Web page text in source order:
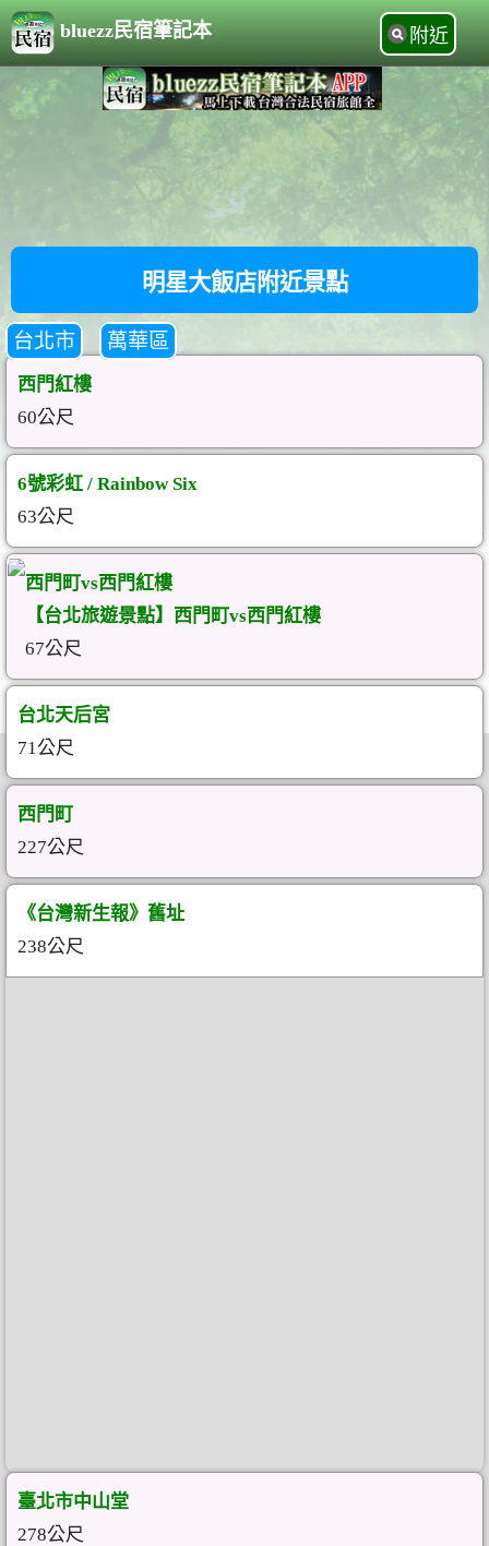
bluezz民宿筆記本 附近
明星大飯店附近景點
台北市 萬華區
西門紅樓
60公尺
6號彩虹 / Rainbow Six
63公尺
西門町vs西門紅樓
【台北旅遊景點】西門町vs西門紅樓
67公尺
台北天后宮
71公尺
西門町
227公尺
《台灣新生報》舊址
238公尺
臺北市中山堂
278公尺